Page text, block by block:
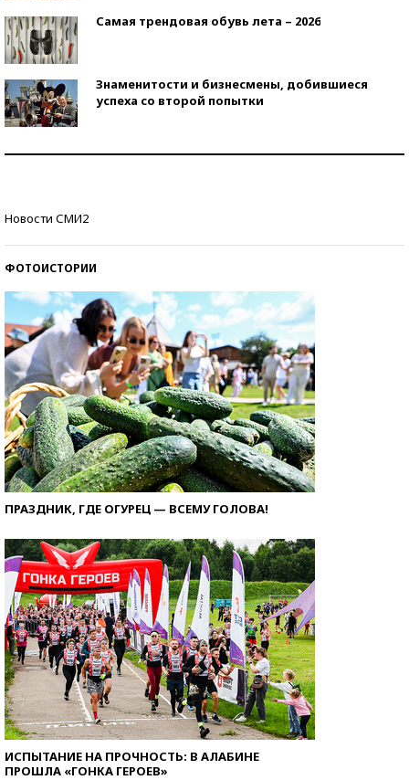
Самая трендовая обувь лета – 2026
Знаменитости и бизнесмены, добившиеся
успеха со второй попытки
Новости СМИ2
ФОТОИСТОРИИ
ПРАЗДНИК, ГДЕ ОГУРЕЦ — ВСЕМУ ГОЛОВА!
ИСПЫТАНИЕ НА ПРОЧНОСТЬ: В АЛАБИНЕ
ПРОШЛА «ГОНКА ГЕРОЕВ»